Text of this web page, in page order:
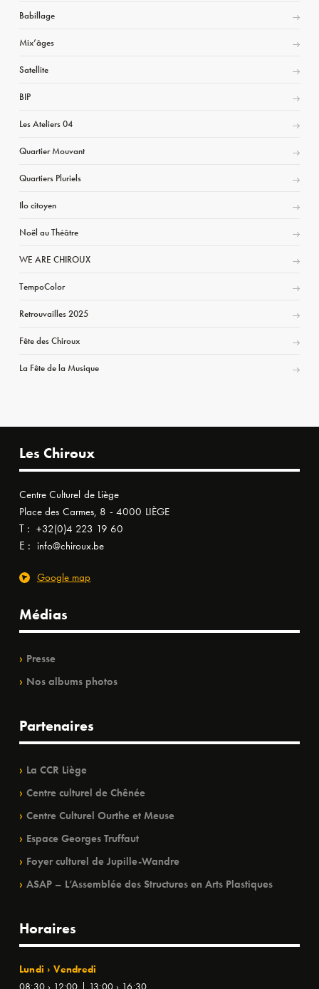
Babillage
Mix’âges
Satellite
BIP
Les Ateliers 04
Quartier Mouvant
Quartiers Pluriels
Ilo citoyen
Noël au Théâtre
WE ARE CHIROUX
TempoColor
Retrouvailles 2025
Fête des Chiroux
La Fête de la Musique
Les Chiroux
Centre Culturel de Liège
Place des Carmes, 8 - 4000 LIÈGE
T : +32(0)4 223 19 60
E : info@chiroux.be
Google map
Médias
Presse
Nos albums photos
Partenaires
La CCR Liège
Centre culturel de Chênée
Centre Culturel Ourthe et Meuse
Espace Georges Truffaut
Foyer culturel de Jupille-Wandre
ASAP – L’Assemblée des Structures en Arts Plastiques
Horaires
Lundi › Vendredi
08:30 › 12:00 | 13:00 › 16:30